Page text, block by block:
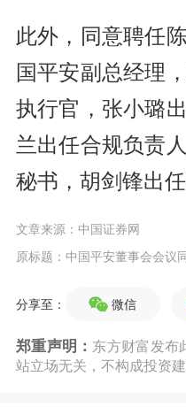
此外，同意聘任
国平安副总经理
执行官，张小璐
兰出任合规负责
秘书，胡剑锋出
文章来源：中国证券网
原标题：中国平安董事会会议
分享至： 微信
郑重声明： 东方财富发布
站立场无关，不构成投资